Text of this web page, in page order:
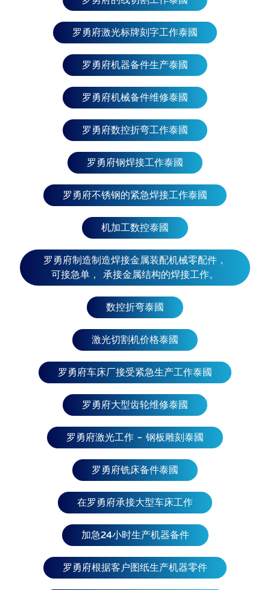
可接急单，出厂价优惠。 可在曼谷、暖武里府、巴吞
他尼府、大城府、夜功府、龙仔厝府、信武里府、素
可泰府、素攀武里府、北标府、华富里府、北榄府、
佛统府, 那空沙旺等地区提供服务。 清迈, 清莱, 难府,
帕夭府, 帕府, 湄宏顺府, 南邦府, 南奔府, 程逸披集府,
彭世洛府, 碧差汶府 春武里府、达叻府、巴真武里
府、罗勇府、沙缴府、尖竹汶府、北柳府、北碧府、
来兴府、班武里府、碧差汶府、叻丕府 孔敬府、猜也
奔府、那空拍侬府、呵叻府、加拉信府、汶干府、武
里南府、玛哈沙拉堪府、莫拉限府、益梭通府、黎逸
府、黎府、沙功那空府、素辇府、四色菊府、廊开
空是贪玛叻府、攀牙府、博他仑府、普吉岛、拉廊
府、沙敦府、宋卡府、素叻他尼府、甲米府、春蓬
府、董里府、也拉府、那拉提瓦府、北大年府 泰国罗
勇府D-PATT 车床公司，符合ISO 9001 : 2015 标
准，接受生产订单和工业机械备件保养维修，可接急
单，出厂价优惠。 东南亚国家：新加坡、马来西亚、
文莱达鲁萨兰国、印度尼西亚、柬埔寨、越南、菲律
宾、东帝汶、老挝、缅甸 东亚国家：中国、日本、朝
鲜、韩国、台湾、蒙古、香港、澳门 西南亚国家 ：巴
土耳其、阿拉伯联合酋长 国、也门、亚美尼亚、阿塞
拜疆、埃及、格鲁吉亚、巴勒斯坦 北亚国家： 西伯利
尔维亚、丹麦、挪威、荷 兰、波斯尼亚和黑塞哥维
那、保加利亚、比利时、白俄罗斯、葡萄牙、波兰、
法国、芬兰、黑山、摩尔多瓦、马耳他、北马其顿、
摩纳哥、乌克兰、 德国、俄罗斯、罗马尼亚、卢森
班牙、斯洛伐克、斯洛文尼亚、瑞士、瑞典、英国、
奥地利、安道尔、 意大利、爱沙尼亚、阿尔巴尼亚、
冰岛、匈牙利、科索沃 北美国家： 美国、加拿大、哥
斯达黎加、古巴、多米尼加共和国、萨尔瓦多、格 南
美洲：巴西、阿根廷、厄瓜多尔、乌拉圭、福克兰群
岛、委内瑞拉、秘鲁、 巴拉圭、玻利维亚、苏里南、
智利、哥伦比亚、圭亚那。 陵兰岛、格拉纳达、瓜德
罗普岛、危地马拉、总部、洪都拉斯、牙买加、墨西
罗勇府激光标牌刻字工作泰國
罗勇府机器备件生产泰國
罗勇府机械备件维修泰國
罗勇府数控折弯工作泰國
罗勇府钢焊接工作泰國
罗勇府不锈钢的紧急焊接工作泰國
机加工数控泰國
罗勇府制造制造焊接金属装配机械零配件，
可接急单， 承接金属结构的焊接工作。
数控折弯泰國
激光切割机价格泰國
罗勇府车床厂接受紧急生产工作泰國
罗勇府大型齿轮维修泰國
罗勇府激光工作 - 钢板雕刻泰國
罗勇府铣床备件泰國
在罗勇府承接大型车床工作
加急24小时生产机器备件
罗勇府根据客户图纸生产机器零件